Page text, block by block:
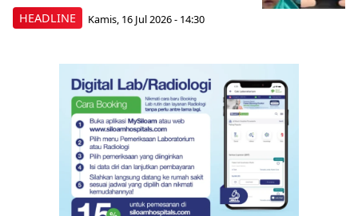
HEADLINE Kamis, 16 Jul 2026 - 14:30